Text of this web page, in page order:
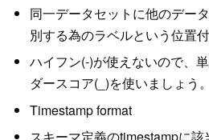
同一データセットに他のデー
別する為のラベルという位置
ハイフン(-)が使えないので、
ダースコア(_)を使いましょう。
Timestamp format